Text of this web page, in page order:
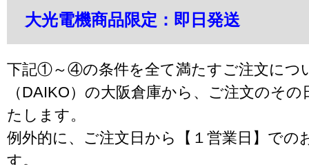
大光電機商品限定：即日発送
下記①～④の条件を全て満たすご注文につ
（DAIKO）の大阪倉庫から、ご注文のそ
たします。
例外的に、ご注文日から【１営業日】での
す。